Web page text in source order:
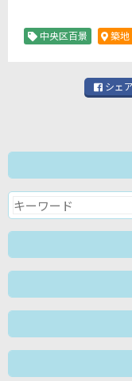
中央区百景 築地
シェア